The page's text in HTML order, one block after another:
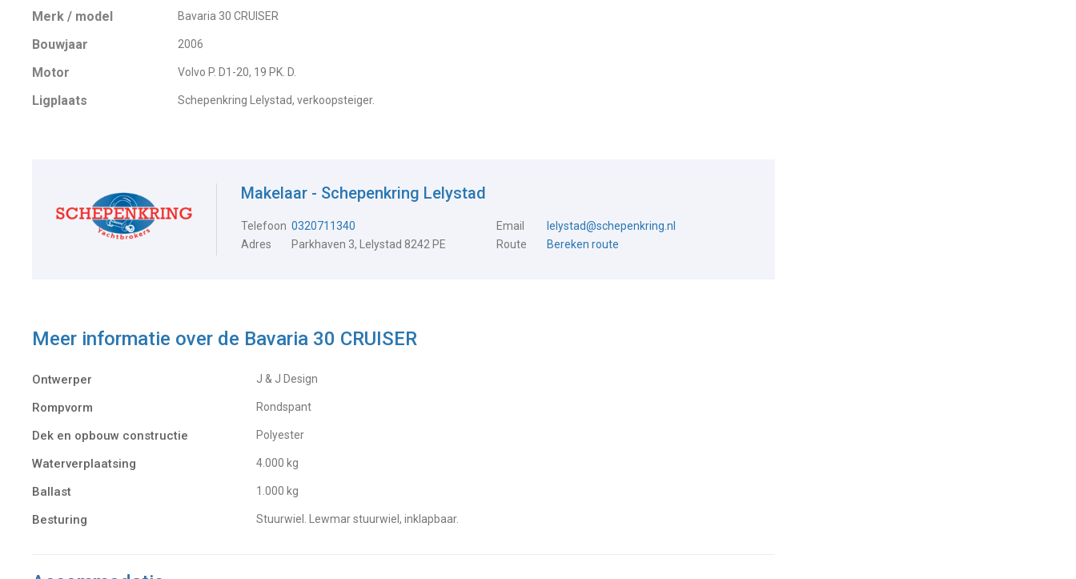
Merk / model Bavaria 30 CRUISER
Bouwjaar 2006
Motor Volvo P. D1-20, 19 PK. D.
Ligplaats Schepenkring Lelystad, verkoopsteiger.
Makelaar - Schepenkring Lelystad
Telefoon 0320711340 Email
lelystad@schepenkring.nl
Adres
Parkhaven 3, Lelystad 8242 PE Route Bereken route
Meer informatie over de Bavaria 30 CRUISER
Ontwerper J & J Design
Rompvorm Rondspant
Dek en opbouw constructie Polyester
Waterverplaatsing 4.000 kg
Ballast 1.000 kg
Besturing Stuurwiel. Lewmar stuurwiel, inklapbaar.